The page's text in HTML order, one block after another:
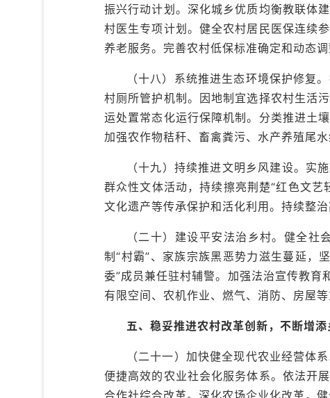
振兴行动计划。深化城乡优质均衡教联体
村医生专项计划。健全农村居民医保连续
养老服务。完善农村低保标准确定和动态
（十八）系统推进生态环境保护修复
村厕所管护机制。因地制宜选择农村生活
运处置常态化运行保障机制。分类推进土
加强农作物秸秆、畜禽粪污、水产养殖尾水
（十九）持续推进文明乡风建设。实
群众性文体活动，持续擦亮荆楚“红色文
文化遗产等传承保护和活化利用。持续整
（二十）建设平安法治乡村。健全
制“村霸”、家族宗族黑恶势力滋生蔓延，
委”成员兼任驻村辅警。加强法治宣传教育
有限空间、农机作业、燃气、消防、房屋
五、稳妥推进农村改革创新，不断增
（二十一）加快健全现代农业经营体
便捷高效的农业社会化服务体系。依法开
合作社综合改革。深化农场企业化改革，